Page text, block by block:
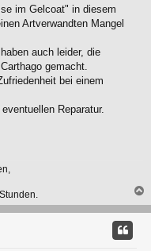
im Gelcoat" in diesem
Artverwandten Mangel
auch leider, die
gemacht.
bei einem
Reparatur.
a
c